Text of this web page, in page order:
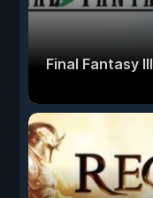
Final Fantasy III